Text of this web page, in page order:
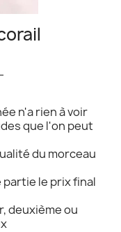
n'a rien à voir
que l'on peut
du morceau
le prix final
deuxième ou